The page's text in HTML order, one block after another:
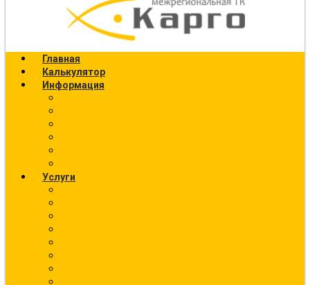
Главная
Калькулятор
Информация
Услуги